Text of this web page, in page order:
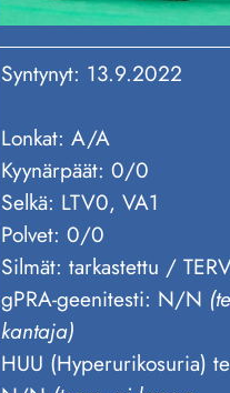
Syntynyt: 13.9.2022
Lonkat: A/A
Kyynärpäät: 0/0
Selkä: LTV0, VA1
Polvet: 0/0
Silmät: tarkastettu /
gPRA-geenitesti: N/N
kantaja)
HUU (Hyperurikosuria)